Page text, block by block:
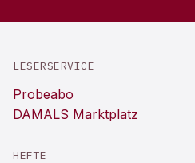
LESERSERVICE
Probeabo
DAMALS Marktplatz
HEFTE